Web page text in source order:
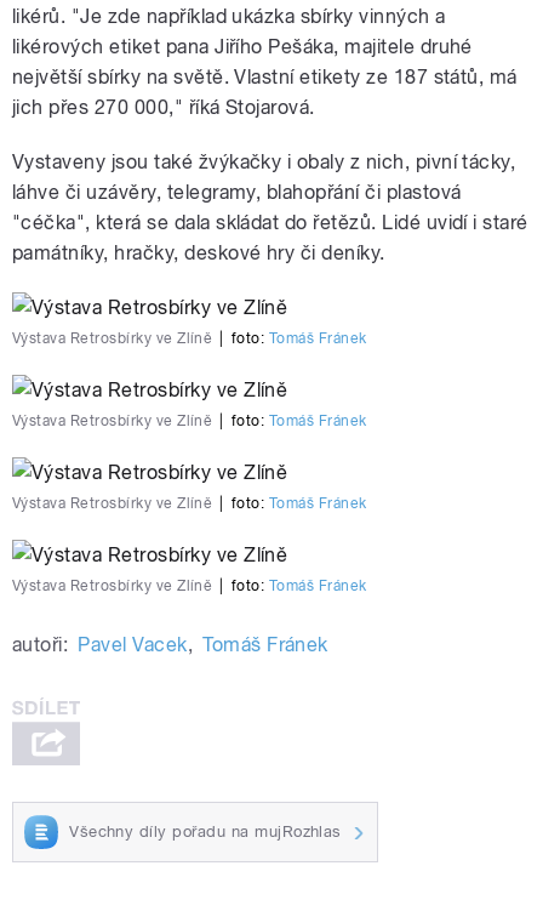
likérů. "Je zde například ukázka sbírky vinných a
likérových etiket pana Jiřího Pešáka, majitele druhé
největší sbírky na světě. Vlastní etikety ze 187 států, má
jich přes 270 000," říká Stojarová.
Vystaveny jsou také žvýkačky i obaly z nich, pivní tácky,
láhve či uzávěry, telegramy, blahopřání či plastová
"céčka", která se dala skládat do řetězů. Lidé uvidí i staré
památníky, hračky, deskové hry či deníky.
Výstava Retrosbírky ve Zlíně foto: Tomáš Fránek
Výstava Retrosbírky ve Zlíně foto: Tomáš Fránek
Výstava Retrosbírky ve Zlíně foto: Tomáš Fránek
Výstava Retrosbírky ve Zlíně foto: Tomáš Fránek
autoři: Pavel Vacek, Tomáš Fránek
Všechny díly pořadu na mujRozhlas